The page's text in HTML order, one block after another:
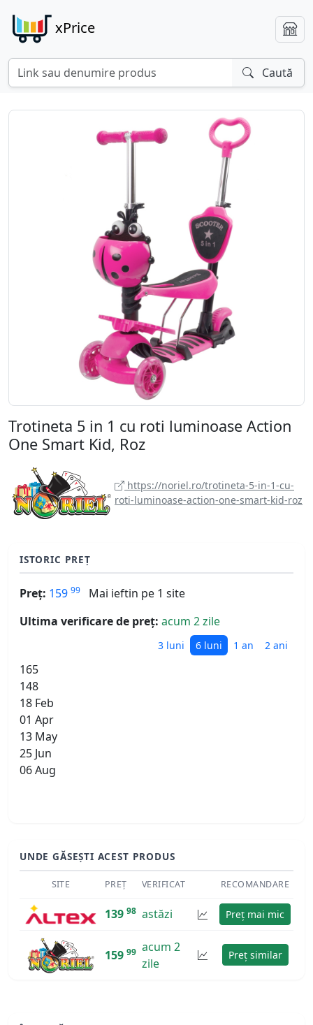
xPrice
Caută
Trotineta 5 in 1 cu roti luminoase Action
One Smart Kid, Roz
https://noriel.ro/trotineta-5-in-1-cu-
roti-luminoase-action-one-smart-kid-roz
ISTORIC PREȚ
Preț: 159 99
Mai ieftin pe 1 site
Ultima verificare de preț: acum 2 zile
3 luni 6 luni 1 an 2 ani
165
148
18 Feb
01 Apr
13 May
25 Jun
06 Aug
UNDE GĂSEȘTI ACEST PRODUS
SITE PREȚ VERIFICAT RECOMANDARE
139 98 astăzi Preț mai mic
159 99 acum 2
zile
Preț similar